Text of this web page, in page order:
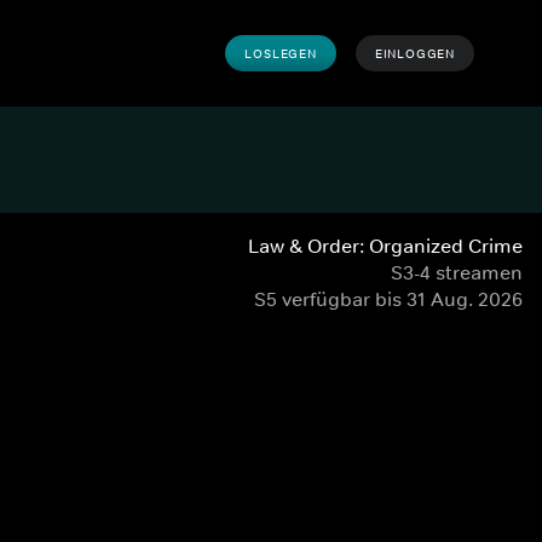
LOSLEGEN EINLOGGEN
Law & Order: Organized Crime
S3-4 streamen
S5 verfügbar bis 31 Aug. 2026